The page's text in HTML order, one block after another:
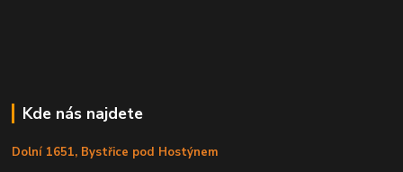
Kde nás najdete
Dolní 1651, Bystřice pod Hostýnem